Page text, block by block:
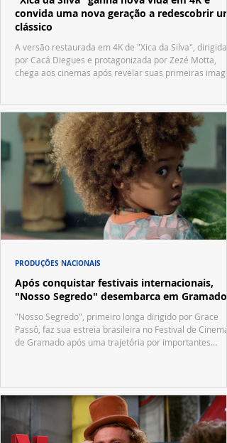
convida uma nova geração a redescobrir um
clássico
A versão restaurada em 4K de "Xica da Silva", dirigida
por Cacá Diegues e protagonizada por Zezé Motta,
chega aos cinemas após revelar suas primeiras
Após conquistar festivais internacionais,
"Nosso Segredo" desembarca em Gramado
"Nosso Segredo", primeiro longa dirigido por Grace
Passô, faz sua estreia brasileira no Festival de Cinema
de Gramado após uma trajetória por importantes
PRODUÇÕES NACIONAIS